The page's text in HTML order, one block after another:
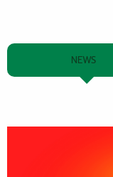
NEWS